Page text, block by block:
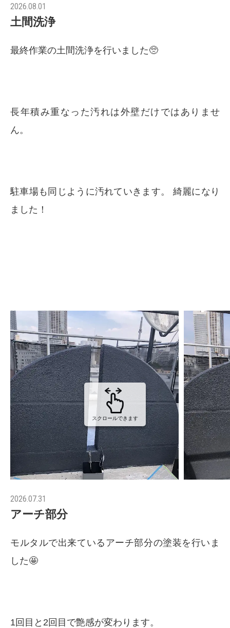
2026.08.01
土間洗浄
最終作業の土間洗浄を行いました🥺
長年積み重なった汚れは外壁だけではありませ
ん。
駐車場も同じように汚れていきます。 綺麗になり
ました！
スクロールできます
2026.07.31
アーチ部分
モルタルで出来ているアーチ部分の塗装を行いま
した🤩
1回目と2回目で艶感が変わります。